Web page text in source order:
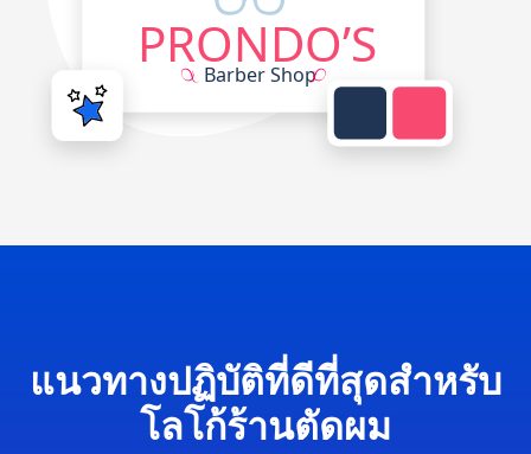
แนวทางปฏิบัติที่ดีที่สุดสำหรับ
โลโก้ร้านตัดผม